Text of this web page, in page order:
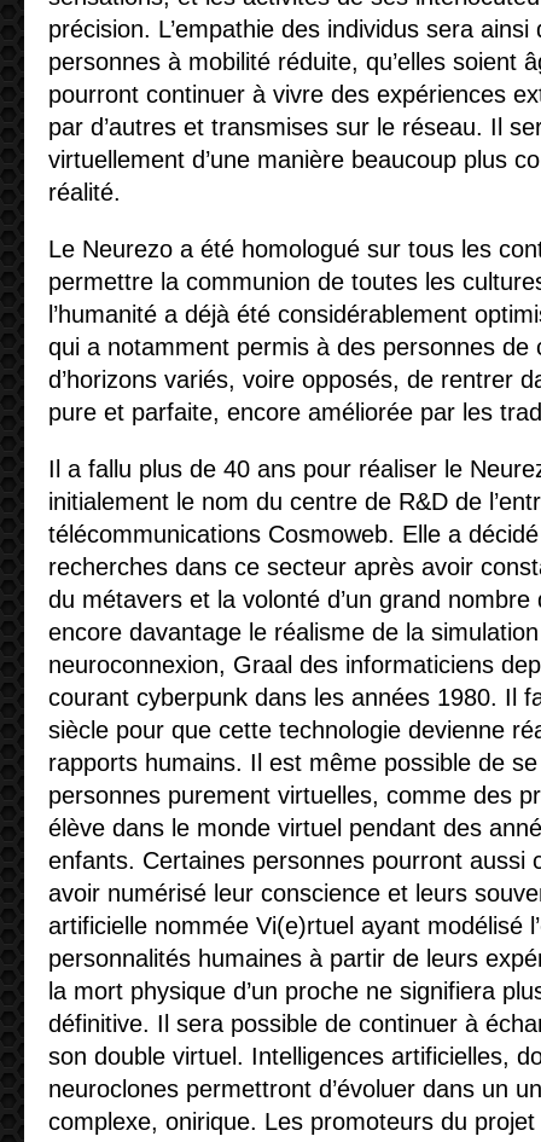
précision. L’empathie des individus sera ainsi
personnes à mobilité réduite, qu’elles soient
pourront continuer à vivre des expériences
par d’autres et transmises sur le réseau. Il
virtuellement d’une manière beaucoup plus
réalité.
Le Neurezo a été homologué sur tous les
permettre la communion de toutes les
l’humanité a déjà été considérablement
qui a notamment permis à des personnes de
d’horizons variés, voire opposés, de rentrer
pure et parfaite, encore améliorée par les
Il a fallu plus de 40 ans pour réaliser le
initialement le nom du centre de R&D de
télécommunications Cosmoweb. Elle a
recherches dans ce secteur après avoir
du métavers et la volonté d’un grand nombre
encore davantage le réalisme de la
neuroconnexion, Graal des informaticiens
courant cyberpunk dans les années 1980. Il
siècle pour que cette technologie devienne
rapports humains. Il est même possible de
personnes purement virtuelles, comme des
élève dans le monde virtuel pendant des
enfants. Certaines personnes pourront aussi
avoir numérisé leur conscience et leurs
artificielle nommée Vi(e)rtuel ayant modélisé
personnalités humaines à partir de leurs
la mort physique d’un proche ne signifiera
définitive. Il sera possible de continuer à
son double virtuel. Intelligences artificielles,
neuroclones permettront d’évoluer dans un
complexe, onirique. Les promoteurs du